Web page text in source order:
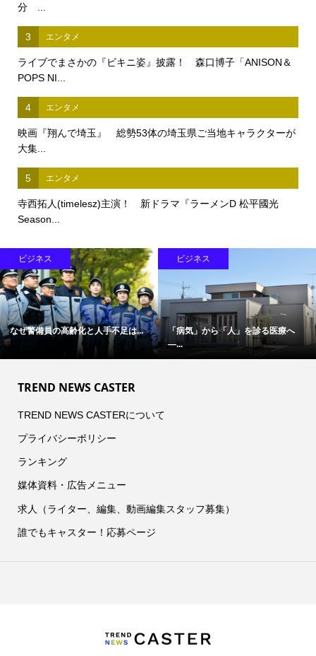
分 ...
3 エンタメ
ライブでまさかの『ビキニ姿』披露！ 森口博子「ANISON＆
POPS NI...
4 エンタメ
映画『翔んで埼玉』 総勢53体の埼玉県ご当地キャラクターが
大集...
5 エンタメ
寺西拓人(timelesz)主演！ 新ドラマ『ラーメンD 松平國光
Season...
ビジネス
なぜ警備員の高齢化と人手不足は...
ビジネス
「病気」から「人」を診る医療へ
―...
TREND NEWS CASTER
TREND NEWS CASTERについて
プライバシーポリシー
ランキング
媒体資料・広告メニュー
求人（ライター、編集、動画編集スタッフ募集）
誰でもキャスター！応募ページ